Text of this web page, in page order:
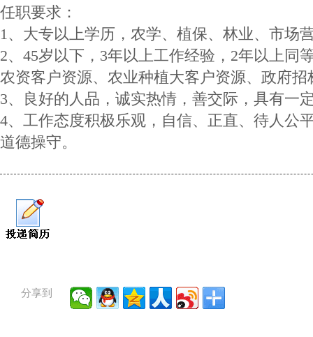
任职要求：
1、大专以上学历，农学、植保、林业、市场
2、45岁以下，3年以上工作经验，2年以上同
农资客户资源、农业种植大客户资源、政府
3、良好的人品，诚实热情，善交际，具有一
4、工作态度积极乐观，自信、正直、待人公
道德操守。
分享到